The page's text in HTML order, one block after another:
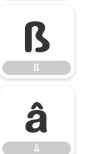
ß
ß
â
â